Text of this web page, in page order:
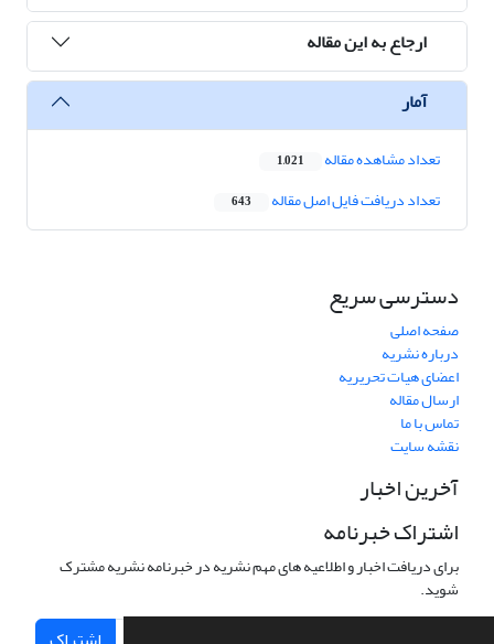
ارجاع به این مقاله
آمار
تعداد مشاهده مقاله 1,021
تعداد دریافت فایل اصل مقاله 643
دسترسی سریع
صفحه اصلی
درباره نشریه
اعضای هیات تحریریه
ارسال مقاله
تماس با ما
نقشه سایت
آخرین اخبار
اشتراک خبرنامه
برای دریافت اخبار و اطلاعیه های مهم نشریه در خبرنامه نشریه مشترک
شوید.